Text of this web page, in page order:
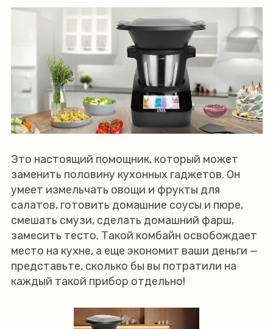
Это настоящий помощник, который может
заменить половину кухонных гаджетов. Он
умеет измельчать овощи и фрукты для
салатов, готовить домашние соусы и пюре,
смешать смузи, сделать домашний фарш,
замесить тесто. Такой комбайн освобождает
место на кухне, а еще экономит ваши деньги —
представьте, сколько бы вы потратили на
каждый такой прибор отдельно!